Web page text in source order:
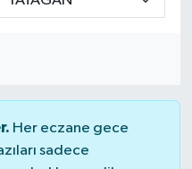
Her eczane gece
sadece